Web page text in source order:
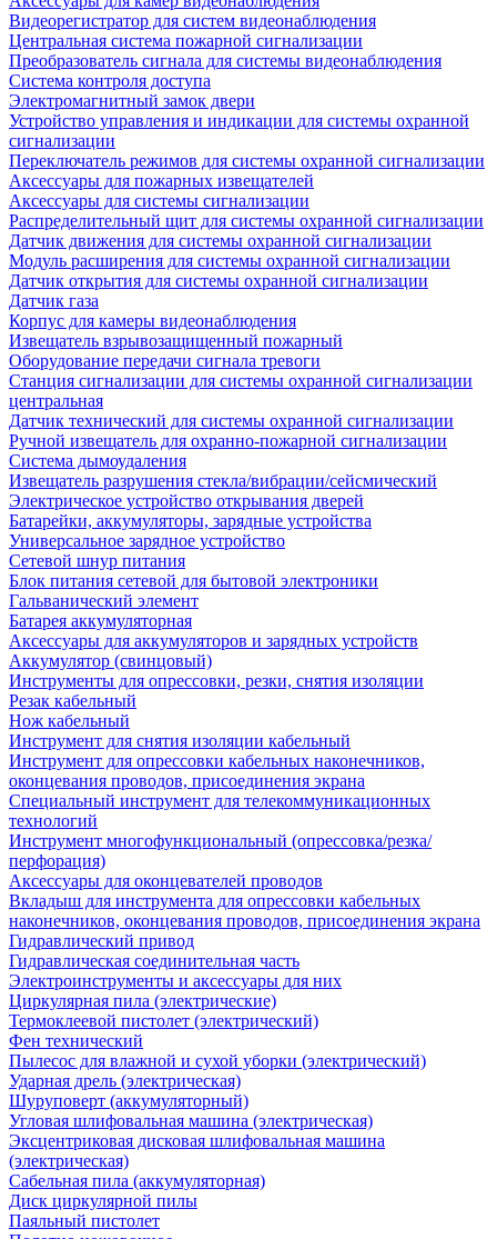
Видеорегистратор для систем видеонаблюдения
Центральная система пожарной сигнализации
Преобразователь сигнала для системы видеонаблюдения
Система контроля доступа
Электромагнитный замок двери
Устройство управления и индикации для системы охранной
сигнализации
Переключатель режимов для системы охранной сигнализации
Аксессуары для пожарных извещателей
Аксессуары для системы сигнализации
Распределительный щит для системы охранной сигнализации
Датчик движения для системы охранной сигнализации
Модуль расширения для системы охранной сигнализации
Датчик открытия для системы охранной сигнализации
Датчик газа
Корпус для камеры видеонаблюдения
Извещатель взрывозащищенный пожарный
Оборудование передачи сигнала тревоги
Станция сигнализации для системы охранной сигнализации
центральная
Датчик технический для системы охранной сигнализации
Ручной извещатель для охранно-пожарной сигнализации
Система дымоудаления
Извещатель разрушения стекла/вибрации/сейсмический
Электрическое устройство открывания дверей
Батарейки, аккумуляторы, зарядные устройства
Универсальное зарядное устройство
Сетевой шнур питания
Блок питания сетевой для бытовой электроники
Гальванический элемент
Батарея аккумуляторная
Аксессуары для аккумуляторов и зарядных устройств
Аккумулятор (свинцовый)
Инструменты для опрессовки, резки, снятия изоляции
Резак кабельный
Нож кабельный
Инструмент для снятия изоляции кабельный
Инструмент для опрессовки кабельных наконечников,
оконцевания проводов, присоединения экрана
Специальный инструмент для телекоммуникационных
технологий
Инструмент многофункциональный (опрессовка/резка/
перфорация)
Аксессуары для оконцевателей проводов
Вкладыш для инструмента для опрессовки кабельных
наконечников, оконцевания проводов, присоединения экрана
Гидравлический привод
Гидравлическая соединительная часть
Электроинструменты и аксессуары для них
Циркулярная пила (электрические)
Термоклеевой пистолет (электрический)
Фен технический
Пылесос для влажной и сухой уборки (электрический)
Ударная дрель (электрическая)
Шуруповерт (аккумуляторный)
Угловая шлифовальная машина (электрическая)
Эксцентриковая дисковая шлифовальная машина
(электрическая)
Сабельная пила (аккумуляторная)
Диск циркулярной пилы
Паяльный пистолет